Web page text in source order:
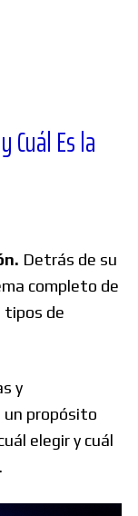
Cuál Es la
Detrás de su
completo de
tipos de
y
un propósito
elegir y cuál